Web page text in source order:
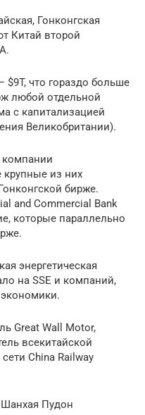
Гонконгская
Китай второй
что гораздо больше
любой отдельной
с капитализацией
Великобритании).
компании
крупные из них
бирже.
and Commercial Bank
которые параллельно
энергетическая
на SSE и компаний,
Great Wall Motor,
всекитайской
China Railway
Пудон